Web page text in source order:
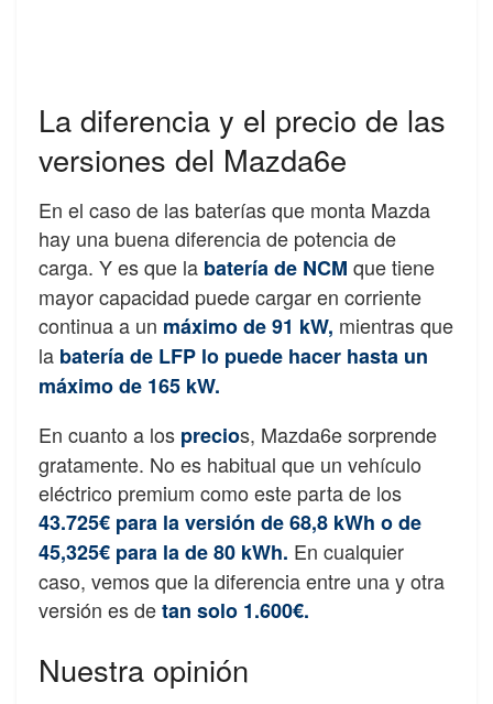
La diferencia y el precio de las
versiones del Mazda6e
En el caso de las baterías que monta Mazda
hay una buena diferencia de potencia de
carga. Y es que la batería de NCM que tiene
mayor capacidad puede cargar en corriente
continua a un máximo de 91 kW, mientras que
la batería de LFP lo puede hacer hasta un
máximo de 165 kW.
En cuanto a los precios, Mazda6e sorprende
gratamente. No es habitual que un vehículo
eléctrico premium como este parta de los
43.725€ para la versión de 68,8 kWh o de
45,325€ para la de 80 kWh. En cualquier
caso, vemos que la diferencia entre una y otra
versión es detan solo 1.600€.
Nuestra opinión